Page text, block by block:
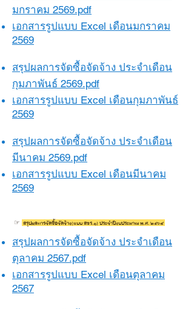
มกราคม 2569.pdf​​
เอกสารรูปแบบ Excel เดือนมกราคม
2569
สรุปผลการจัดซื้อจัดจ้าง ประจำเดือน
กุมภาพันธ์ 2569.pdf​​
เอกสารรูปแบบ Excel เดือนกุมภาพันธ์
2569
สรุปผลการจัดซื้อจัดจ้าง ประจำเดือน
มีนาคม 2569.pdf​​
เอกสารรูปแบบ Excel เดือนมีนาคม
2569
☞ สรุปผลการจัดซื้อจัดจ้าง(แบบ สขร.1) ประจำปีงบประมาณ พ.ศ. 256๘
สรุปผลการจัดซื้อจัดจ้าง ประจำเดือน
ตุลาคม 2567.pdf​​
เอกสารรูปแบบ Excel เดือนตุลาคม
2567